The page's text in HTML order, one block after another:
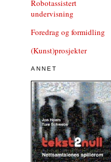
Robotassistert
undervisning
Foredrag og formidling
(Kunst)prosjekter
ANNET